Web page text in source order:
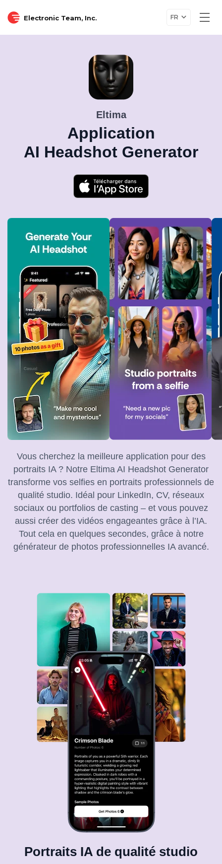
Electronic Team, Inc. FR
Eltima
Application
AI Headshot Generator
Vous cherchez la meilleure application pour des
portraits IA ? Notre Eltima AI Headshot Generator
transforme vos selfies en portraits professionnels de
qualité studio. Idéal pour LinkedIn, CV, réseaux
sociaux ou portfolios de casting – et vous pouvez
aussi créer des vidéos engageantes grâce à l’IA.
Tout cela en quelques secondes, grâce à notre
générateur de photos professionnelles IA avancé.
Portraits IA de qualité studio